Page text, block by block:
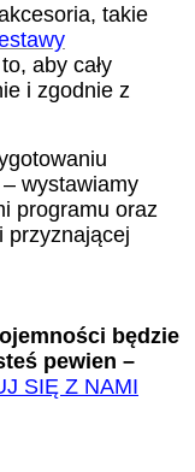
takie
aby cały
i zgodnie z
wystawiamy
programu oraz
przyznającej
będzie
pewien –
SIĘ Z NAMI